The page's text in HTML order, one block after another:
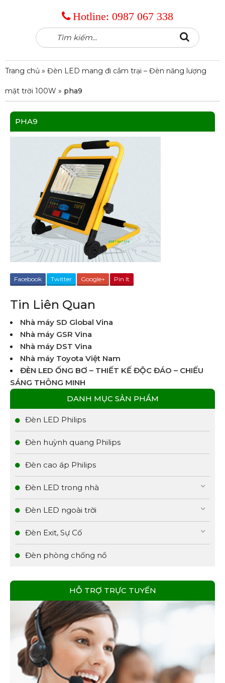
Hotline: 0987 067 338
Tìm
kiếm:
Search
Trang chủ » Đèn LED mang đi cắm trại – Đèn năng lượng
mặt trời 100W » pha9
PHA9
Facebook Twitter Google+ Pin It
Tin Liên Quan
Nhà máy SD Global Vina
Nhà máy GSR Vina
Nhà máy DST Vina
Nhà máy Toyota Việt Nam
ĐÈN LED ỐNG BƠ – THIẾT KẾ ĐỘC ĐÁO – CHIẾU
SÁNG THÔNG MINH
DANH MỤC SẢN PHẨM
Đèn LED Philips
Đèn huỳnh quang Philips
Đèn cao áp Philips
Đèn LED trong nhà
Đèn LED ngoài trời
Đèn Exit, Sự Cố
Đèn phòng chống nổ
HỖ TRỢ TRỰC TUYẾN